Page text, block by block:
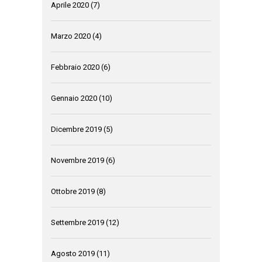
Aprile 2020 (7)
Marzo 2020 (4)
Febbraio 2020 (6)
Gennaio 2020 (10)
Dicembre 2019 (5)
Novembre 2019 (6)
Ottobre 2019 (8)
Settembre 2019 (12)
Agosto 2019 (11)